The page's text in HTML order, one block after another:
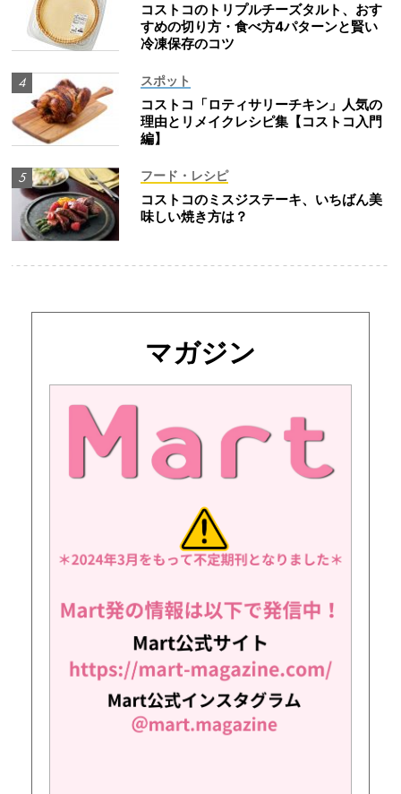
コストコのトリプルチーズタルト、おす
すめの切り方・食べ方4パターンと賢い
冷凍保存のコツ
スポット
コストコ「ロティサリーチキン」人気の
理由とリメイクレシピ集【コストコ入門
編】
フード・レシピ
コストコのミスジステーキ、いちばん美
味しい焼き方は？
マガジン